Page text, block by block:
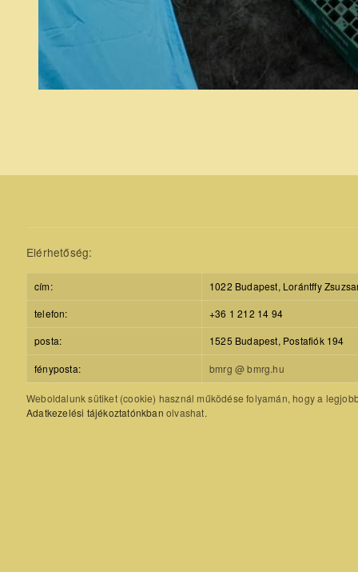
Elérhetőség:
cím:
1022 Budapest, Lorántffy
telefon:
+36 1 212 14 94
posta:
1525 Budapest, Postafiók 194
fényposta: bmrg @ bmrg.hu
Weboldalunk sütiket (cookie) használ működése folyamán, hogy a
Adatkezelési tájékoztatónkban olvashat.